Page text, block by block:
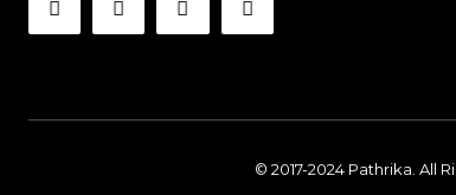
© 2017-2024 Pathrika. All